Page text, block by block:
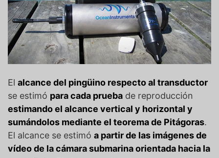
El alcance del pingüino respecto al transductor
se estimó para cada prueba de reproducción
estimando el alcance vertical y horizontal y
sumándolos mediante el teorema de Pitágoras.
El alcance se estimó a partir de las imágenes de
vídeo de la cámara submarina orientada hacia la